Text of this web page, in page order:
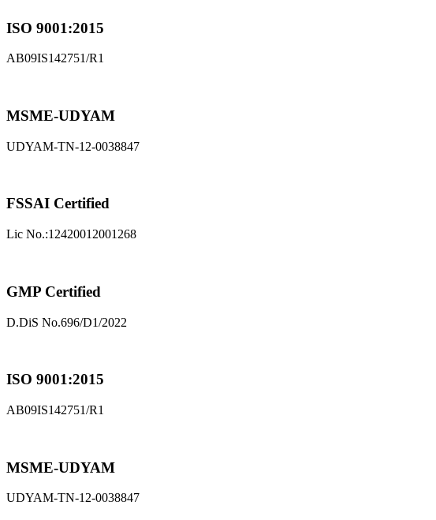
ISO 9001:2015
AB09IS142751/R1
MSME-UDYAM
UDYAM-TN-12-0038847
FSSAI Certified
Lic No.:12420012001268
GMP Certified
D.DiS No.696/D1/2022
ISO 9001:2015
AB09IS142751/R1
MSME-UDYAM
UDYAM-TN-12-0038847